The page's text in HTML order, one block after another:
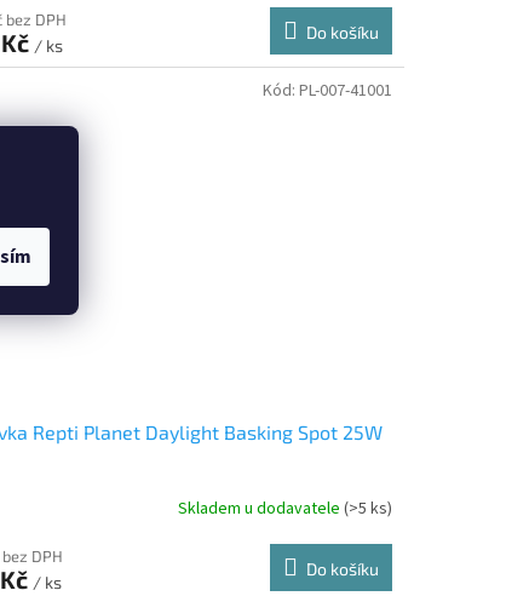
bez DPH
/ ks
Do košíku
Repti Planet Daylight Basking Spot 25W
Skladem u dodavatele (>5 ks)
bez DPH
/ ks
Do košíku
Kód: PL-007-41001